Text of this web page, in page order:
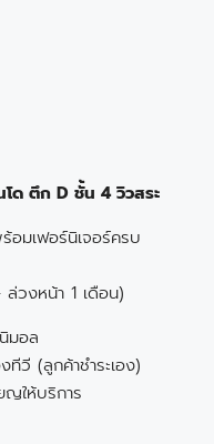
โด ตึก D ชั้น 4 วิวสระ
อมเฟอร์นิเจอร์ครบ
วงหน้า 1 เดือน)
มอล
วี (ลูกค้าชำระเอง)
ญให้บริการ